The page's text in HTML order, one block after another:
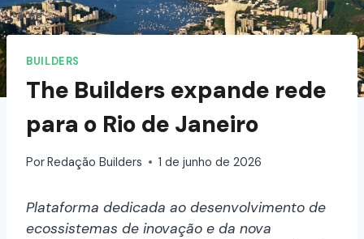
BUILDERS
The Builders expande rede
para o Rio de Janeiro
PorRedação Builders 1 de junho de 2026
Plataforma dedicada ao desenvolvimento de
ecossistemas de inovação e da nova